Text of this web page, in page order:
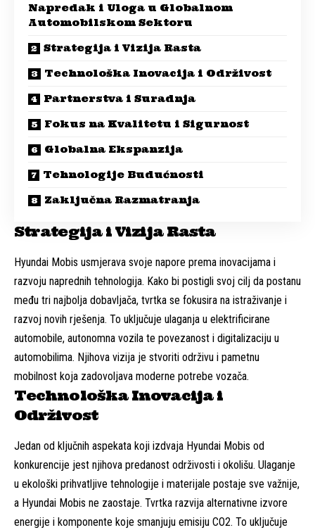
Napredak i Uloga u Globalnom
Automobilskom Sektoru
Strategija i Vizija Rasta
Technološka Inovacija i Održivost
Partnerstva i Suradnja
Fokus na Kvalitetu i Sigurnost
Globalna Ekspanzija
Tehnologije Budućnosti
Zaključna Razmatranja
Strategija i Vizija Rasta
Hyundai Mobis usmjerava svoje napore prema inovacijama i
razvoju naprednih tehnologija. Kako bi postigli svoj cilj da postanu
među tri najbolja dobavljača, tvrtka se fokusira na istraživanje i
razvoj novih rješenja. To uključuje ulaganja u elektrificirane
automobile, autonomna vozila te povezanost i digitalizaciju u
automobilima. Njihova vizija je stvoriti održivu i pametnu
mobilnost koja zadovoljava moderne potrebe vozača.
Technološka Inovacija i
Održivost
Jedan od ključnih aspekata koji izdvaja Hyundai Mobis od
konkurencije jest njihova predanost održivosti i okolišu. Ulaganje
u ekološki prihvatljive tehnologije i materijale postaje sve važnije,
a Hyundai Mobis ne zaostaje. Tvrtka razvija alternativne izvore
energije i komponente koje smanjuju emisiju CO2. To uključuje